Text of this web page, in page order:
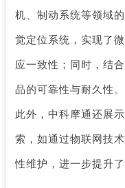
机、制动系统等领域
觉定位系统，实现了
应一致性；同时，结
品的可靠性与耐久性。
此外，中科摩通还展
索，如通过物联网技
性维护，进一步提升